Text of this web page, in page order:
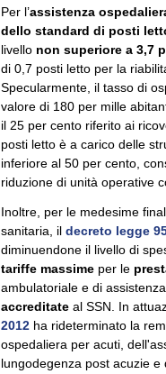
Per l’assistenza
dello standard di posti
livello non superiore a 3,7
di 0,7 posti letto per la
Specularmente, il tasso di
valore di 180 per mille
il 25 per cento riferito ai
posti letto è a carico delle
inferiore al 50 per cento,
riduzione di unità operative
Inoltre, per le medesime
sanitaria, il decreto legge
diminuendone il livello di
tariffe massime per le
ambulatoriale e di
accreditate al SSN. In
2012 ha rideterminato la
ospedaliera per acuti,
lungodegenza post acuzie